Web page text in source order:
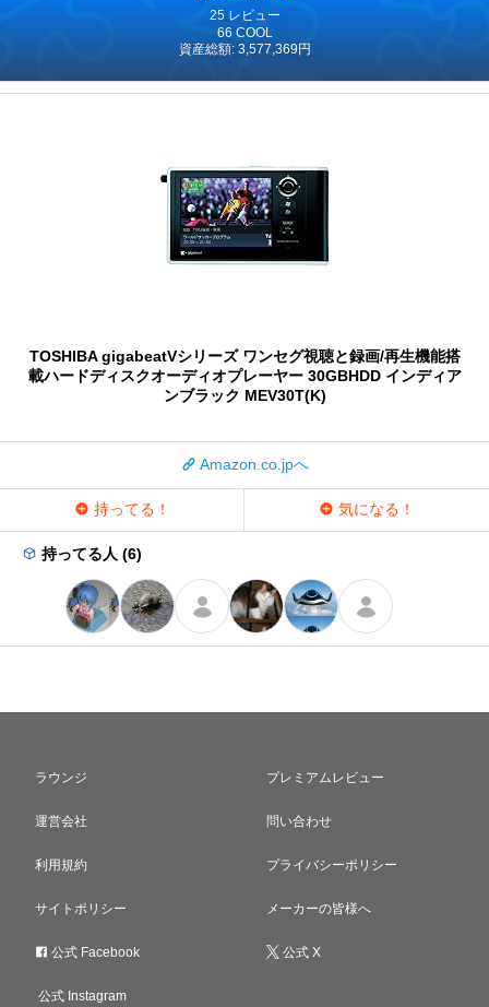
25 レビュー
66 COOL
資産総額: 3,577,369円
TOSHIBA gigabeatVシリーズ ワンセグ視聴と録画/再生機能搭
載ハードディスクオーディオプレーヤー 30GBHDD インディア
ンブラック MEV30T(K)
Amazon.co.jpへ
持ってる！ 気になる！
持ってる人 (6)
ラウンジ プレミアムレビュー
運営会社 問い合わせ
利用規約 プライバシーポリシー
サイトポリシー メーカーの皆様へ
公式 Facebook 公式 X
公式 Instagram